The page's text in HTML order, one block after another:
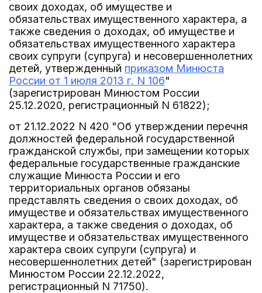
своих доходах, об имуществе и
обязательствах имущественного характера, а
также сведения о доходах, об имуществе и
обязательствах имущественного характера
своих супруги (супруга) и несовершеннолетних
детей, утвержденный приказом Минюста
России от 1 июля 2013 г. N 106"
(зарегистрирован Минюстом России
25.12.2020, регистрационный N 61822);
от 21.12.2022 N 420 "Об утверждении перечня
должностей федеральной государственной
гражданской службы, при замещении которых
федеральные государственные гражданские
служащие Минюста России и его
территориальных органов обязаны
представлять сведения о своих доходах, об
имуществе и обязательствах имущественного
характера, а также сведения о доходах, об
имуществе и обязательствах имущественного
характера своих супруги (супруга) и
несовершеннолетних детей" (зарегистрирован
Минюстом России 22.12.2022,
регистрационный N 71750).